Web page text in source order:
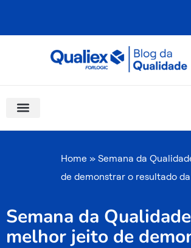
Home » Semana da
de demonstrar o resultado
Semana da
melhor jeito de